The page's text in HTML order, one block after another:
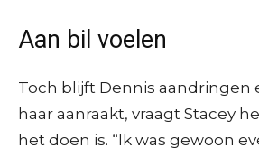
Aan bil voelen
Toch blijft Dennis aandringen
haar aanraakt, vraagt Stacey
het doen is. “Ik was gewoon